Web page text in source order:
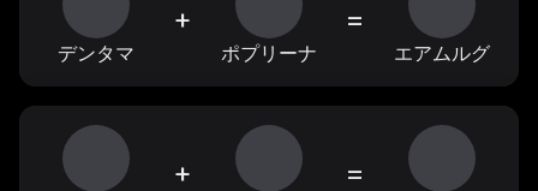
デンタマ
+
ポプリーナ
=
エアムルグ
+ =